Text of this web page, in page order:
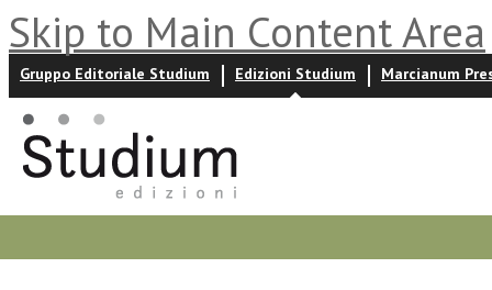
Skip to Main Content Area
Gruppo Editoriale Studium Edizioni Studium Marcianum